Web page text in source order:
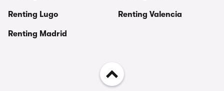
Renting Lugo
Renting Madrid
Renting Valencia